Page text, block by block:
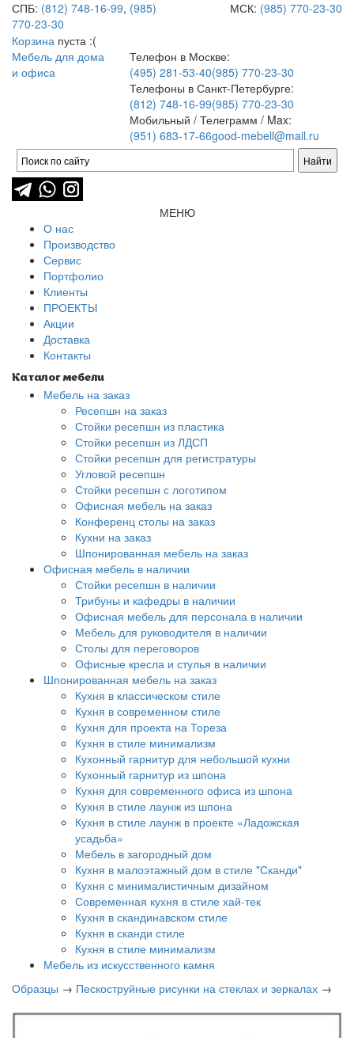
СПБ: (812) 748-16-99, (985)
770-23-30
МСК: (985) 770-23-30
Корзина пуста :(
Мебель для дома
и офиса
Телефон в Москве:
(495) 281-53-40(985) 770-23-30
Телефоны в Санкт-Петербурге:
(812) 748-16-99(985) 770-23-30
Мобильный / Телеграмм / Max:
(951) 683-17-66good-mebell@mail.ru
МЕНЮ
О нас
Производство
Сервис
Портфолио
Клиенты
ПРОЕКТЫ
Акции
Доставка
Контакты
Каталог мебели
Мебель на заказ
Ресепшн на заказ
Стойки ресепшн из пластика
Стойки ресепшн из ЛДСП
Стойки ресепшн для регистратуры
Угловой ресепшн
Стойки ресепшн с логотипом
Офисная мебель на заказ
Конференц столы на заказ
Кухни на заказ
Шпонированная мебель на заказ
Офисная мебель в наличии
Стойки ресепшн в наличии
Трибуны и кафедры в наличии
Офисная мебель для персонала в наличии
Мебель для руководителя в наличии
Столы для переговоров
Офисные кресла и стулья в наличии
Шпонированная мебель на заказ
Кухня в классическом стиле
Кухня в современном стиле
Кухня для проекта на Тореза
Кухня в стиле минимализм
Кухонный гарнитур для небольшой кухни
Кухонный гарнитур из шпона
Кухня для современного офиса из шпона
Кухня в стиле лаунж из шпона
Кухня в стиле лаунж в проекте «Ладожская
усадьба»
Мебель в загородный дом
Кухня в малоэтажный дом в стиле "Сканди"
Кухня с минималистичным дизайном
Современная кухня в стиле хай-тек
Кухня в скандинавском стиле
Кухня в сканди стиле
Кухня в стиле минимализм
Мебель из искусственного камня
Образцы → Пескоструйные рисунки на стеклах и зеркалах →